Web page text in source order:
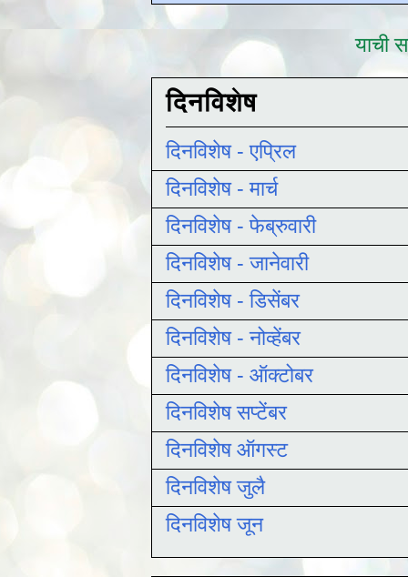
याची
दिनविशेष
दिनविशेष - एप्रिल
दिनविशेष - मार्च
दिनविशेष - फेब्रुवारी
दिनविशेष - जानेवारी
दिनविशेष - डिसेंबर
दिनविशेष - नोव्हेंबर
दिनविशेष - ऑक्टोबर
दिनविशेष सप्टेंबर
दिनविशेष ऑगस्ट
दिनविशेष जुलै
दिनविशेष जून